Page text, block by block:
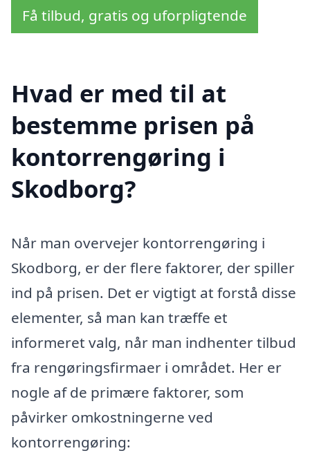
Få tilbud, gratis og uforpligtende
Hvad er med til at
bestemme prisen på
kontorrengøring i
Skodborg?
Når man overvejer kontorrengøring i
Skodborg, er der flere faktorer, der spiller
ind på prisen. Det er vigtigt at forstå disse
elementer, så man kan træffe et
informeret valg, når man indhenter tilbud
fra rengøringsfirmaer i området. Her er
nogle af de primære faktorer, som
påvirker omkostningerne ved
kontorrengøring: